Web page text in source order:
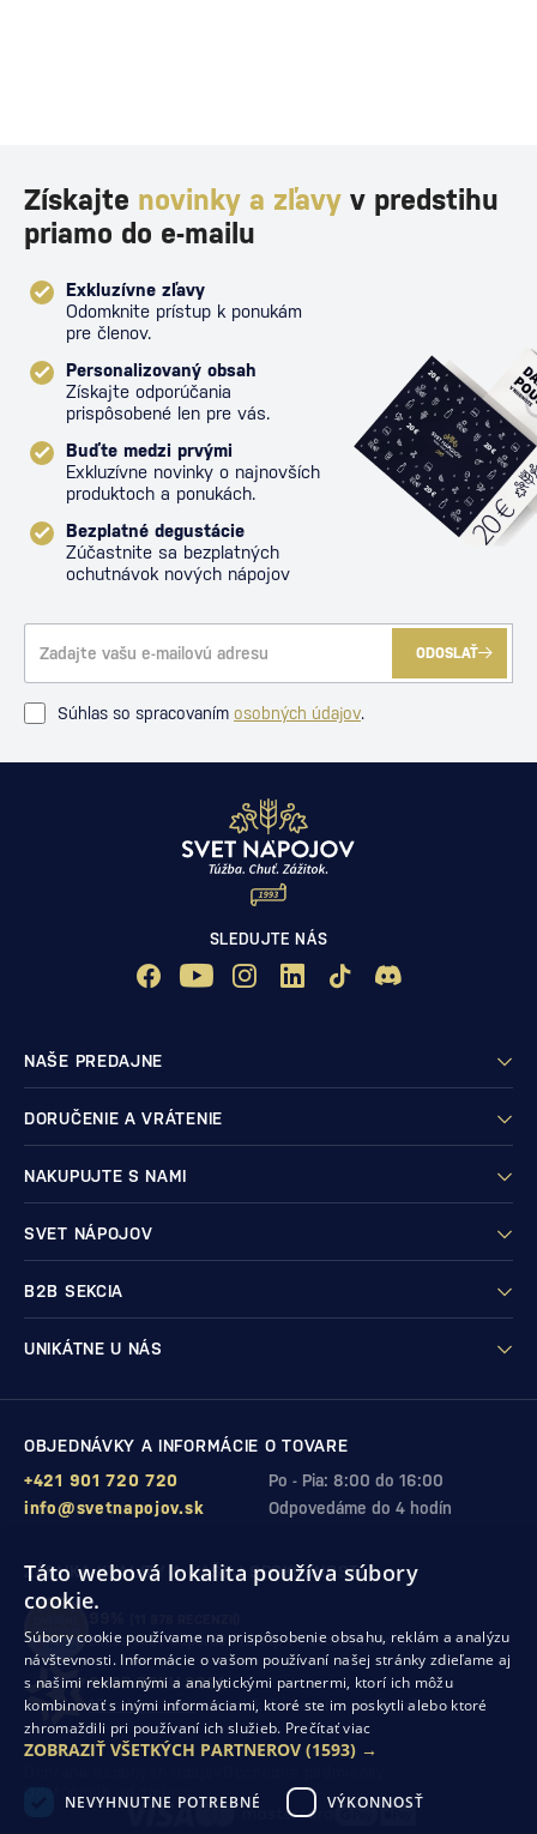
Získajte novinky a zľavy v predstihu
priamo do e-mailu
Exkluzívne zľavy
Odomknite prístup k ponukám
pre členov.
Personalizovaný obsah
Získajte odporúčania
prispôsobené len pre vás.
Buďte medzi prvými
Exkluzívne novinky o najnovších
produktoch a ponukách.
Bezplatné degustácie
Zúčastnite sa bezplatných
ochutnávok nových nápojov
ODOSLAŤ
Súhlas so spracovaním osobných údajov.
SLEDUJTE NÁS
NAŠE PREDAJNE
DORUČENIE A VRÁTENIE
NAKUPUJTE S NAMI
SVET NÁPOJOV
B2B SEKCIA
UNIKÁTNE U NÁS
OBJEDNÁVKY A INFORMÁCIE O TOVARE
Po - Pia: 8:00 do 16:00
+421 901 720 720
Odpovedáme do 4 hodín
info@svetnapojov.sk
ZÁRUKA KVALITY A VAŠEJ SPOKOJNOSTI
zákazníkov odporúča nákup v našom obchode
SHOP ROKU 2024
10. rok po sebesme získali ocenenie od Heureka
Odstúpenie od zmluvy
Táto webová lokalita používa súbory
cookie.
Súbory cookie používame na prispôsobenie obsahu, reklám a analýzu
návštevnosti. Informácie o vašom používaní našej stránky zdieľame aj
s našimi reklamnými a analytickými partnermi, ktorí ich môžu
kombinovať s inými informáciami, ktoré ste im poskytli alebo ktoré
zhromaždili pri používaní ich služieb. Prečítať viac
ZOBRAZIŤ VŠETKÝCH PARTNEROV (1593) →
NEVYHNUTNE POTREBNÉ VÝKONNOSŤ